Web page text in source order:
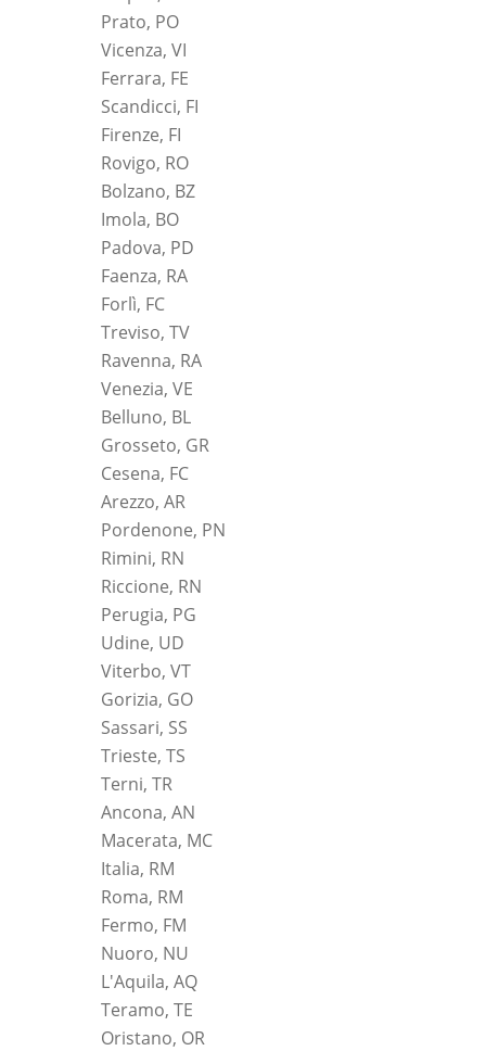
Prato, PO
Vicenza, VI
Ferrara, FE
Scandicci, FI
Firenze, FI
Rovigo, RO
Bolzano, BZ
Imola, BO
Padova, PD
Faenza, RA
Forlì, FC
Treviso, TV
Ravenna, RA
Venezia, VE
Belluno, BL
Grosseto, GR
Cesena, FC
Arezzo, AR
Pordenone, PN
Rimini, RN
Riccione, RN
Perugia, PG
Udine, UD
Viterbo, VT
Gorizia, GO
Sassari, SS
Trieste, TS
Terni, TR
Ancona, AN
Macerata, MC
Italia, RM
Roma, RM
Fermo, FM
Nuoro, NU
L'Aquila, AQ
Teramo, TE
Oristano, OR